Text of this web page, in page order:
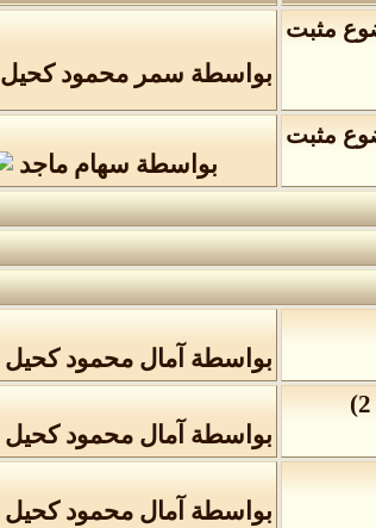
بواسطة سمر محمود كحيل
بواسطة سهام ماجد
بواسطة آمال محمود كحيل
2
)
بواسطة آمال محمود كحيل
بواسطة آمال محمود كحيل